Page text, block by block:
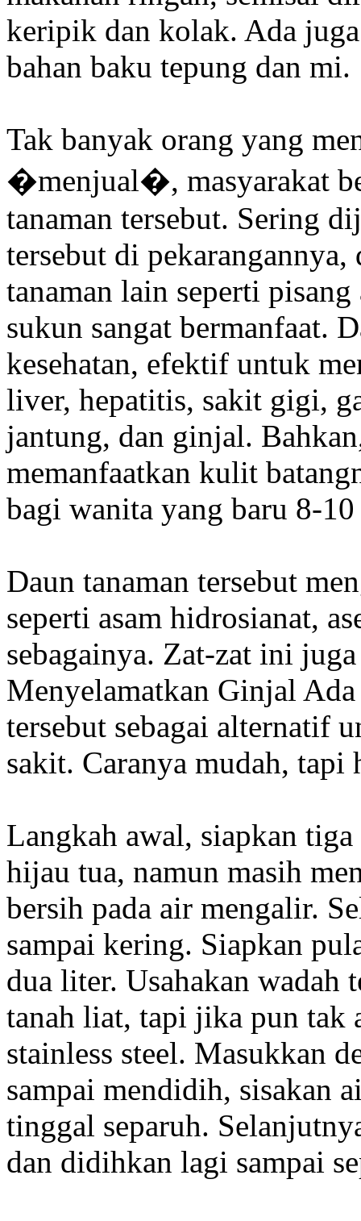
keripik dan kolak. Ada
bahan baku tepung dan mi.
Tak banyak orang yang
�menjual�, masyarakat
tanaman tersebut. Sering
tersebut di
tanaman lain seperti
sukun sangat bermanfaat.
kesehatan, efektif untuk
liver, hepatitis, sakit gigi,
jantung, dan ginjal.
memanfaatkan kulit
bagi wanita yang baru 8-
Daun tanaman tersebut
seperti asam hidrosianat,
sebagainya. Zat-zat ini
Menyelamatkan Ginjal
tersebut sebagai alternatif
sakit. Caranya mudah, tapi
Langkah awal, siapkan
hijau tua, namun masih
bersih pada air mengalir.
sampai kering. Siapkan
dua liter. Usahakan wadah
tanah liat, tapi jika pun tak
stainless steel. Masukkan
sampai mendidih, sisakan
tinggal separuh.
dan didihkan lagi sampai